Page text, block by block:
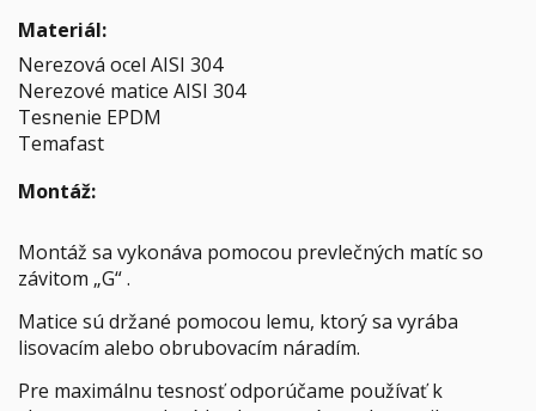
Materiál:
Nerezová ocel AISI 304
Nerezové matice AISI 304
Tesnenie EPDM
Temafast
Montáž:
Montáž sa vykonáva pomocou prevlečných matíc so
závitom „G“ .
Matice sú držané pomocou lemu, ktorý sa vyrába
lisovacím alebo obrubovacím náradím.
Pre maximálnu tesnosť odporúčame používať k